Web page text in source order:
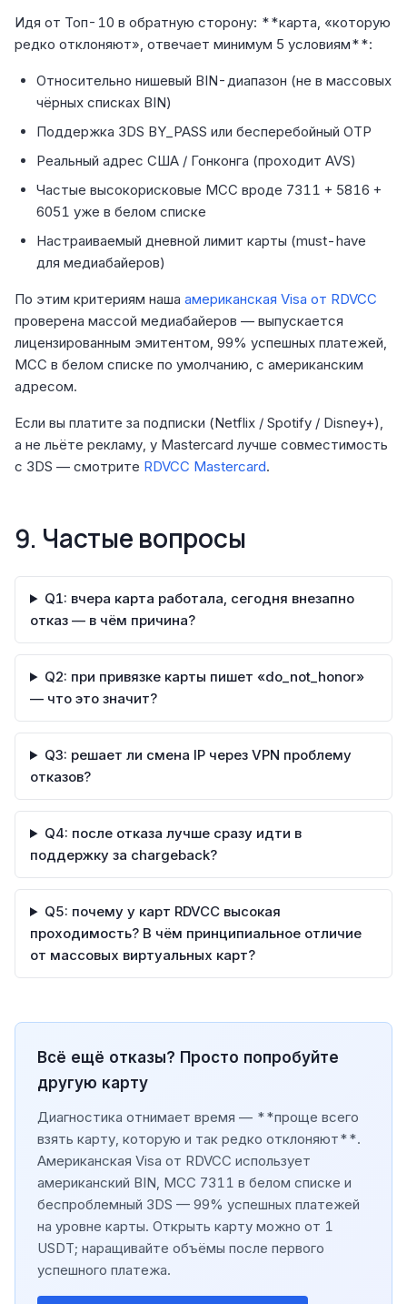
Идя от Топ-10 в обратную сторону: **карта, «которую
редко отклоняют», отвечает минимум 5 условиям**:
Относительно нишевый BIN-диапазон (не в массовых
чёрных списках BIN)
Поддержка 3DS BY_PASS или бесперебойный OTP
Реальный адрес США / Гонконга (проходит AVS)
Частые высокорисковые MCC вроде 7311 + 5816 +
6051 уже в белом списке
Настраиваемый дневной лимит карты (must-have
для медиабайеров)
По этим критериям наша американская Visa от RDVCC
проверена массой медиабайеров — выпускается
лицензированным эмитентом, 99% успешных платежей,
MCC в белом списке по умолчанию, с американским
адресом.
Если вы платите за подписки (Netflix / Spotify / Disney+),
а не льёте рекламу, у Mastercard лучше совместимость
с 3DS — смотрите RDVCC Mastercard.
9. Частые вопросы
Q1: вчера карта работала, сегодня внезапно
отказ — в чём причина?
Q2: при привязке карты пишет «do_not_honor»
— что это значит?
Q3: решает ли смена IP через VPN проблему
отказов?
Q4: после отказа лучше сразу идти в
поддержку за chargeback?
Q5: почему у карт RDVCC высокая
проходимость? В чём принципиальное отличие
от массовых виртуальных карт?
Всё ещё отказы? Просто попробуйте
другую карту
Диагностика отнимает время — **проще всего
взять карту, которую и так редко отклоняют**.
Американская Visa от RDVCC использует
американский BIN, MCC 7311 в белом списке и
беспроблемный 3DS — 99% успешных платежей
на уровне карты. Открыть карту можно от 1
USDT; наращивайте объёмы после первого
успешного платежа.